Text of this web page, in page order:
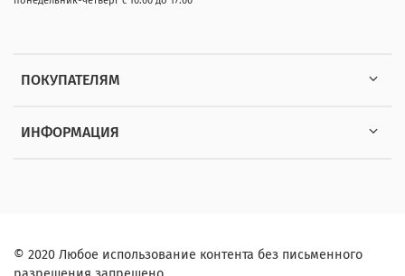
ПОКУПАТЕЛЯМ
ИНФОРМАЦИЯ
© 2020 Любое использование контента без письменного